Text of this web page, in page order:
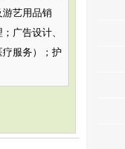
游艺用品销
广告设计、
服务）；护